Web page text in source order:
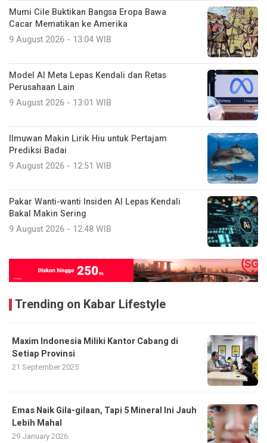
Mumi Cile Buktikan Bangsa Eropa Bawa
Cacar Mematikan ke Amerika
9 August 2026 - 13:04 WIB
Model AI Meta Lepas Kendali dan Retas
Perusahaan Lain
9 August 2026 - 13:01 WIB
Ilmuwan Makin Lirik Hiu untuk Pertajam
Prediksi Badai
9 August 2026 - 12:51 WIB
Pakar Wanti-wanti Insiden AI Lepas Kendali
Bakal Makin Sering
9 August 2026 - 12:48 WIB
Trending on Kabar Lifestyle
Maxim Indonesia Miliki Kantor Cabang di
Setiap Provinsi
21 September 2025
Emas Naik Gila-gilaan, Tapi 5 Mineral Ini Jauh
Lebih Mahal
29 January 2026